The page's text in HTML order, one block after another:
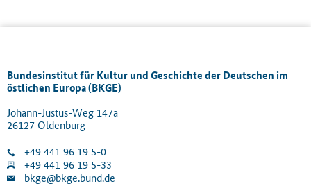
Bundesinstitut für Kultur und Geschichte der Deutschen im
östlichen Europa (BKGE)
Johann-Justus-Weg 147a
26127 Oldenburg
+49 441 96 19 5-0
+49 441 96 19 5-33
bkge@bkge.bund.de